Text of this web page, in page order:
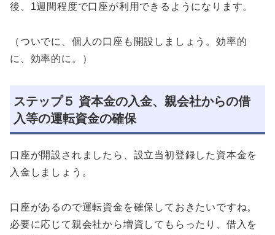
後、1週間程度で口座が利用できるようになります。
（ついでに、個人の口座も開設しましょう。効率的
に、効率的に。）
ステップ５ 資本金の入金、親会社からの借
入等の運転資金の確保
口座が開設されましたら、設立当初登録した資本金を
入金しましょう。
口座があるので運転資金を確保しておきたいですね。
必要に応じて親会社から増資してもらったり、借入を